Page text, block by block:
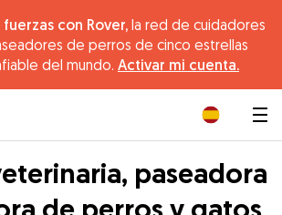
con Rover, la red de cuidadores
de perros de cinco estrellas
del mundo. Activar mi cuenta.
paseadora